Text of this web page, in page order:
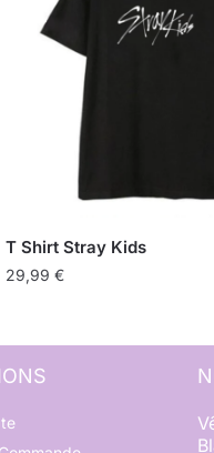
T Shirt Stray Kids
29,99 €